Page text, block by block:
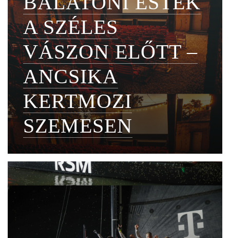
A SZÉLES
VÁSZON ELŐTT –
ANCSIKA
KERTMOZI
SZEMESEN